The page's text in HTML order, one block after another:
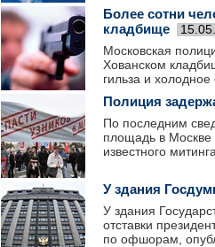
Более сотни
кладбище
Московская
Хованском
гильза и холодное
Полиция
По последним
площадь в Москве
известного митинга.
У здания
У здания
отставки
по офшорам,